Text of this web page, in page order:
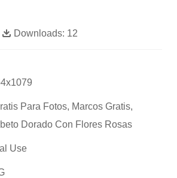
Downloads: 12
Para Fotos, Marcos Gratis,
Dorado Con Flores Rosas
Use